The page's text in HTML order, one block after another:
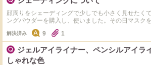
顔周りをシェーディングで少しでも小さく見せたく
ングパウダーを購入し、使いました。その日マスク
くわからなかったです。マスクにはついていなかっ
は気休めですかね… カネボウやルナソルな固形タイ
うが、落ちにくいですか？
解決済み 9 1
ジェルアイライナー、ペンシルアイラ
しゃれな色